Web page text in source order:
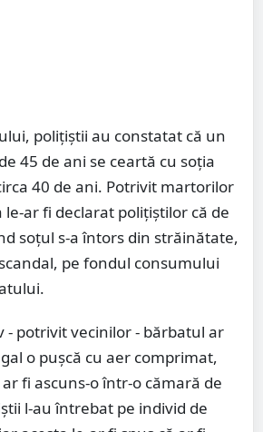
polițiștii au constatat că un
45 de ani se ceartă cu soția
40 de ani. Potrivit martorilor
le-ar fi declarat polițiștilor că de
soțul s-a întors din străinătate,
pe fondul consumului
- potrivit vecinilor - bărbatul ar
o pușcă cu aer comprimat,
fi ascuns-o într-o cămară de
l-au întrebat pe individ de